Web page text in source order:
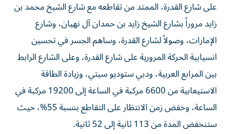
على شارع القدرة، الممتد من تقاطعه مع شارع الشيخ محمد بن
زايد مروراً بشارع الشيخ زايد بن حمدان آل نهيان، وشارع
الإمارات، وصولاً لشارع القدرة، وساهم الجسر في تحسين
انسيابية الحركة المرورية على شارع القدرة، وعلى الشارع الرابط
بين المرابع العربية، ودبي ستوديو سيتي، وزيادة الطاقة
الاستيعابية من 6600 مركبة في الساعة إلى 19200 مركبة في
الساعة، وخفض زمن الانتظار على التقاطع بنسبة 55%، حيث
ستنخفض المدة من 113 ثانية إلى 52 ثانية.